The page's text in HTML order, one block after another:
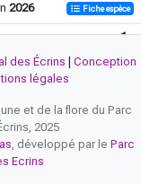
2026 Fiche espèce
1758)
1758)
des Écrins
Conception
légales
et de la flore du Parc
2025
, développé par le Parc
Ecrins